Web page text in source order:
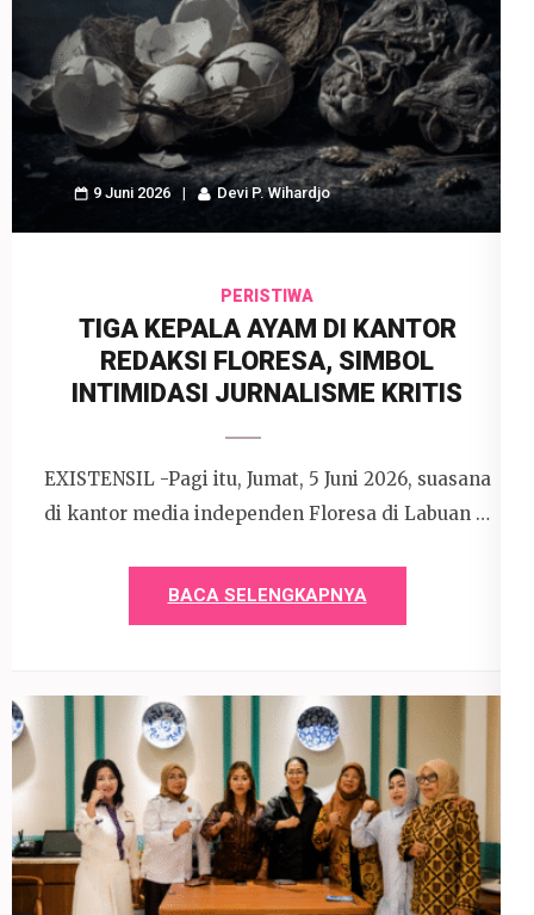
9 Juni 2026 Devi P. Wihardjo
PERISTIWA
TIGA KEPALA AYAM DI KANTOR
REDAKSI FLORESA, SIMBOL
INTIMIDASI JURNALISME KRITIS
EXISTENSIL -Pagi itu, Jumat, 5 Juni 2026, suasana
di kantor media independen Floresa di Labuan …
BACA SELENGKAPNYA